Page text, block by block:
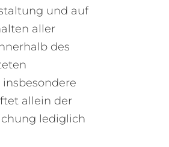
und auf
aller
des
allein der
lediglich